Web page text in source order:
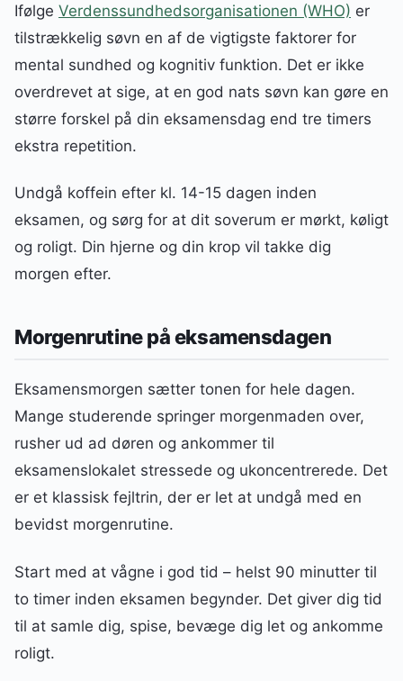
Ifølge Verdenssundhedsorganisationen (WHO) er
tilstrækkelig søvn en af de vigtigste faktorer for
mental sundhed og kognitiv funktion. Det er ikke
overdrevet at sige, at en god nats søvn kan gøre en
større forskel på din eksamensdag end tre timers
ekstra repetition.
Undgå koffein efter kl. 14-15 dagen inden
eksamen, og sørg for at dit soverum er mørkt, køligt
og roligt. Din hjerne og din krop vil takke dig
morgen efter.
Morgenrutine på eksamensdagen
Eksamensmorgen sætter tonen for hele dagen.
Mange studerende springer morgenmaden over,
rusher ud ad døren og ankommer til
eksamenslokalet stressede og ukoncentrerede. Det
er et klassisk fejltrin, der er let at undgå med en
bevidst morgenrutine.
Start med at vågne i god tid – helst 90 minutter til
to timer inden eksamen begynder. Det giver dig tid
til at samle dig, spise, bevæge dig let og ankomme
roligt.